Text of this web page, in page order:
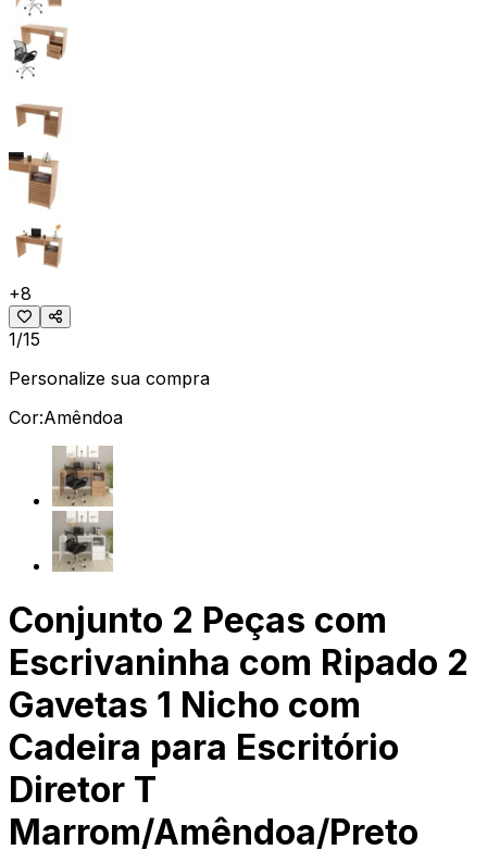
+8
1/15
Personalize sua compra
Cor:Amêndoa
Conjunto 2 Peças com
Escrivaninha com Ripado 2
Gavetas 1 Nicho com
Cadeira para Escritório
Diretor T
Marrom/Amêndoa/Preto